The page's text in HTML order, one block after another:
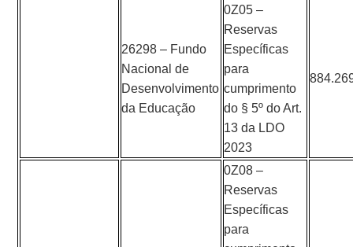
26298 – Fundo
Nacional de
Desenvolvimento
da Educação
0Z05 –
Reservas
Específicas
para
cumprimento
do § 5º do Art.
13 da LDO
2023
0Z08 –
Reservas
Específicas
para